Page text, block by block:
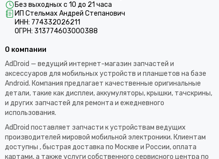
Без выходных с 10 до 21 часа
ИП Стельмах Андрей Степанович
ИНН: 774332026211
ОГРН: 313774603000388
О компании
AdDroid — ведущий интернет-магазин запчастей и
аксессуаров для мобильных устройств и планшетов на базе
Android. Компания предлагает качественные оригинальные
детали, такие как дисплеи, аккумуляторы, крышки, тачскрины,
и других запчастей для ремонта и ежедневного
использования.​
AdDroid поставляет запчасти к устройствам ведущих
производителей мировой мобильной электроники. Клиентам
доступны , быстрая доставка по Москве и России, оплата
картами, а также услуги собственного сервисного центра по